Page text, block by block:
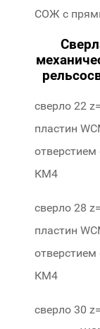
СОЖ c
сверло 22
пластин
КМ4
сверло 28
пластин
КМ4
сверло 30